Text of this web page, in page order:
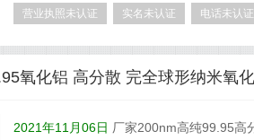
营业执照未认证 实名未认证 电话未认证
氧化铝 高分散 完全球形纳米氧
2021年11月06日 厂家200nm高纯99.95高